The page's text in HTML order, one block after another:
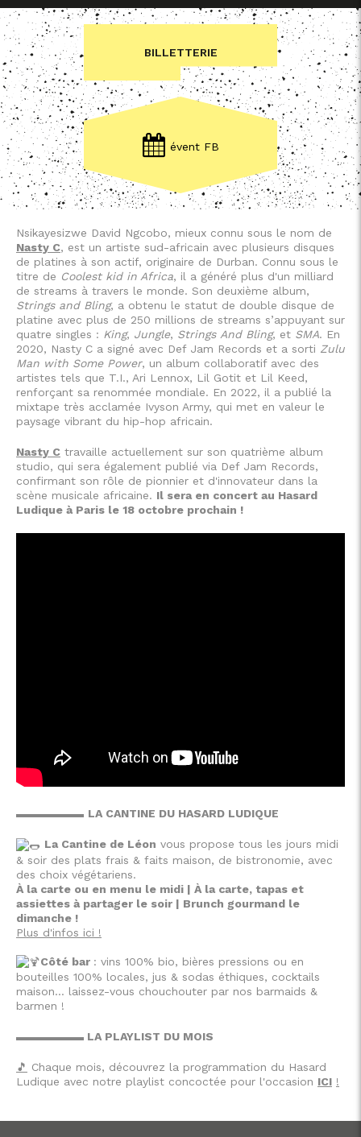
BILLETTERIE
évent FB
Nsikayesizwe David Ngcobo, mieux connu sous le nom de
Nasty C, est un artiste sud-africain avec plusieurs disques
de platines à son actif, originaire de Durban. Connu sous le
titre de Coolest kid in Africa, il a généré plus d'un milliard
de streams à travers le monde. Son deuxième album,
Strings and Bling, a obtenu le statut de double disque de
platine avec plus de 250 millions de streams s’appuyant sur
quatre singles : King, Jungle, Strings And Bling, et SMA. En
2020, Nasty C a signé avec Def Jam Records et a sorti Zulu
Man with Some Power, un album collaboratif avec des
artistes tels que T.I., Ari Lennox, Lil Gotit et Lil Keed,
renforçant sa renommée mondiale. En 2022, il a publié la
mixtape très acclamée Ivyson Army, qui met en valeur le
paysage vibrant du hip-hop africain.
Nasty C travaille actuellement sur son quatrième album
studio, qui sera également publié via Def Jam Records,
confirmant son rôle de pionnier et d'innovateur dans la
scène musicale africaine. Il sera en concert au Hasard
Ludique à Paris le 18 octobre prochain !
▬▬▬▬▬▬ LA CANTINE DU HASARD LUDIQUE
La Cantine de Léon vous propose tous les jours midi
& soir des plats frais & faits maison, de bistronomie, avec
des choix végétariens.
À la carte ou en menu le midi | À la carte, tapas et
assiettes à partager le soir | Brunch gourmand le
dimanche !
Plus d'infos ici !
Côté bar : vins 100% bio, bières pressions ou en
bouteilles 100% locales, jus & sodas éthiques, cocktails
maison… laissez-vous chouchouter par nos barmaids &
barmen !
▬▬▬▬▬▬ LA PLAYLIST DU MOIS
🎵 Chaque mois, découvrez la programmation du Hasard
Ludique avec notre playlist concoctée pour l'occasion ICI !